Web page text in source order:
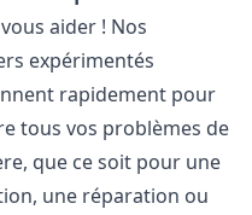
aider ! Nos
expérimentés
rapidement pour
tous vos problèmes de
que ce soit pour une
une réparation ou